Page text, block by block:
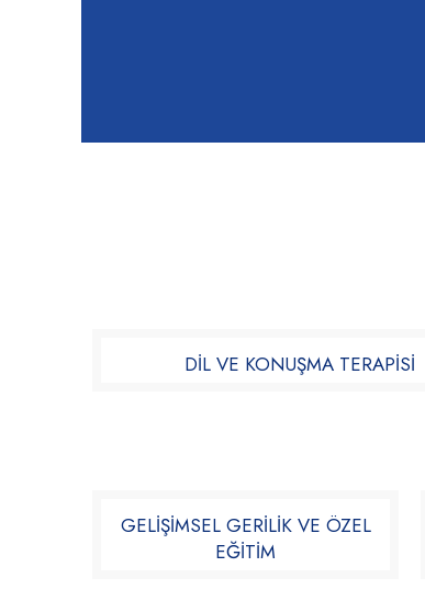
DİL VE KONUŞMA TERAPİSİ​
GELİŞİMSEL GERİLİK VE ÖZEL
EĞİTİM​